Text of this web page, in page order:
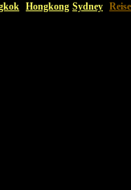
Hongkong Sydney